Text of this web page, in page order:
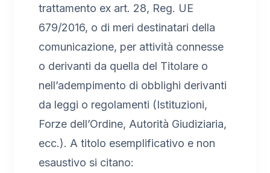
trattamento ex art. 28, Reg. UE
679/2016, o di meri destinatari della
comunicazione, per attività connesse
o derivanti da quella del Titolare o
nell’adempimento di obblighi derivanti
da leggi o regolamenti (Istituzioni,
Forze dell’Ordine, Autorità Giudiziaria,
ecc.). A titolo esemplificativo e non
esaustivo si citano: